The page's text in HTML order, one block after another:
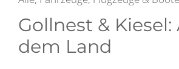
Gollnest & Kiesel:
dem Land